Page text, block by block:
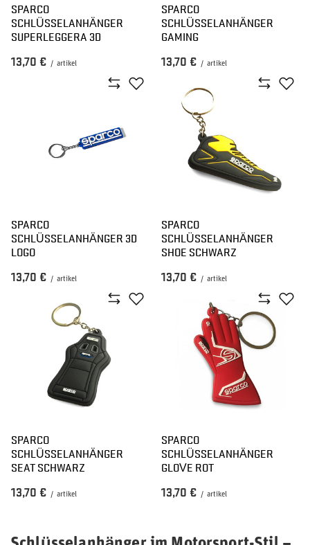
SPARCO
SCHLÜSSELANHÄNGER
SUPERLEGGERA 3D
13,70 € / artikel
SPARCO
SCHLÜSSELANHÄNGER
GAMING
13,70 € / artikel
SPARCO
SCHLÜSSELANHÄNGER 3D
LOGO
13,70 € / artikel
SPARCO
SCHLÜSSELANHÄNGER
SHOE SCHWARZ
13,70 € / artikel
SPARCO
SCHLÜSSELANHÄNGER
SEAT SCHWARZ
13,70 € / artikel
SPARCO
SCHLÜSSELANHÄNGER
GLOVE ROT
13,70 € / artikel